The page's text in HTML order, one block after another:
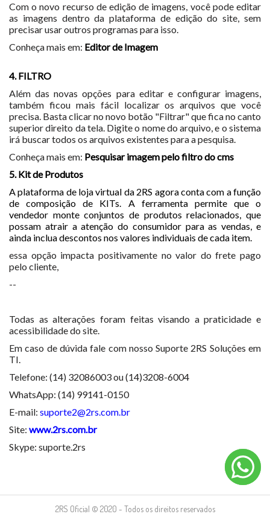
Com o novo recurso de edição de imagens, você pode editar
as imagens dentro da plataforma de edição do site, sem
precisar usar outros programas para isso.
Conheça mais em: Editor de Imagem
4. FILTRO
Além das novas opções para editar e configurar imagens,
também ficou mais fácil localizar os arquivos que você
precisa. Basta clicar no novo botão "Filtrar" que fica no canto
superior direito da tela. Digite o nome do arquivo, e o sistema
irá buscar todos os arquivos existentes para a pesquisa.
Conheça mais em: Pesquisar imagem pelo filtro do cms
5. Kit de Produtos
A plataforma de loja virtual da 2RS agora conta com a função
de composição de KITs. A ferramenta permite que o
vendedor monte conjuntos de produtos relacionados, que
possam atrair a atenção do consumidor para as vendas, e
ainda inclua descontos nos valores individuais de cada item.
essa opção impacta positivamente no valor do frete pago
pelo cliente,
--
Todas as alterações foram feitas visando a praticidade e
acessibilidade do site.
Em caso de dúvida fale com nosso Suporte 2RS Soluções em
TI.
Telefone: (14) 32086003 ou (14)3208-6004
WhatsApp: (14) 99141-0150
E-mail: suporte2@2rs.com.br
Site: www.2rs.com.br
Skype: suporte.2rs
2RS Oficial © 2020 - Todos os direitos reservados